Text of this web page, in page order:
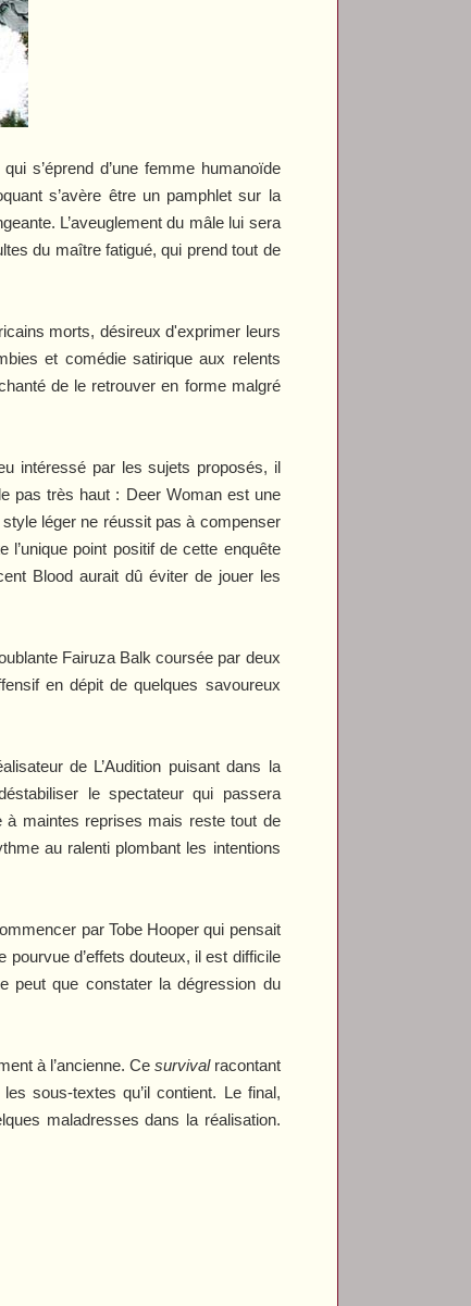
s’éprend d’une femme humanoïde
s’avère être un pamphlet sur la
L’aveuglement du mâle lui sera
du maître fatigué, qui prend tout de
morts, désireux d'exprimer leurs
et comédie satirique aux relents
de le retrouver en forme malgré
intéressé par les sujets proposés, il
pas très haut : Deer Womanest une
léger ne réussit pas à compenser
point positif de cette enquête
Blood aurait dû éviter de jouer les
Fairuza Balk coursée par deux
en dépit de quelques savoureux
de L’Audition puisant dans la
le spectateur qui passera
à maintes reprises mais reste tout de
au ralenti plombant les intentions
par Tobe Hooper qui pensait
d’effets douteux, il est difficile
peut que constater la dégression du
à l’ancienne. Ce survivalracontant
sous-textes qu’il contient. Le final,
maladresses dans la réalisation.